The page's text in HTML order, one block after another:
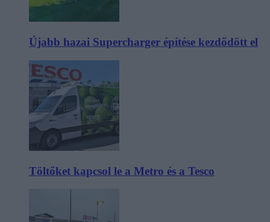
Újabb hazai Supercharger építése kezdődött el
Töltőket kapcsol le a Metro és a Tesco